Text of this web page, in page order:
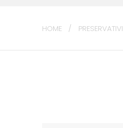
HOME PRESERVATIVI